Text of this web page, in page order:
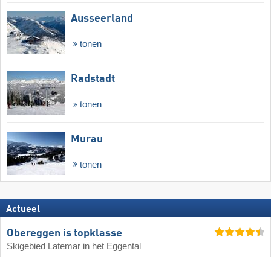
Ausseerland
tonen
Radstadt
tonen
Murau
tonen
Actueel
Obereggen is topklasse
Skigebied Latemar in het Eggental